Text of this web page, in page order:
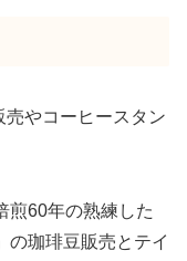
やコーヒースタン
煎60年の熟練した
の珈琲豆販売とテイ